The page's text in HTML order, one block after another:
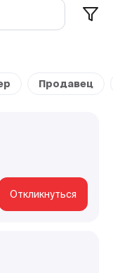
Продавец
Откликнуться